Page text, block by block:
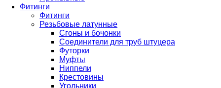
Фитинги
Фитинги
Резьбовые латунные
Сгоны и бочонки
Соединители для труб штуцера
Футорки
Муфты
Ниппели
Крестовины
Угольники